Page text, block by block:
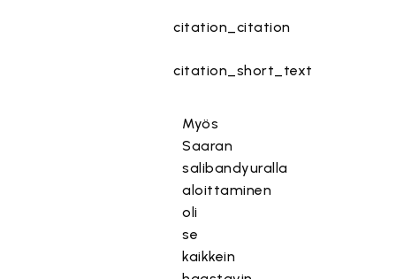
citation_citation
citation_short_text
Myös
Saaran
salibandyuralla
aloittaminen
oli
se
kaikkein